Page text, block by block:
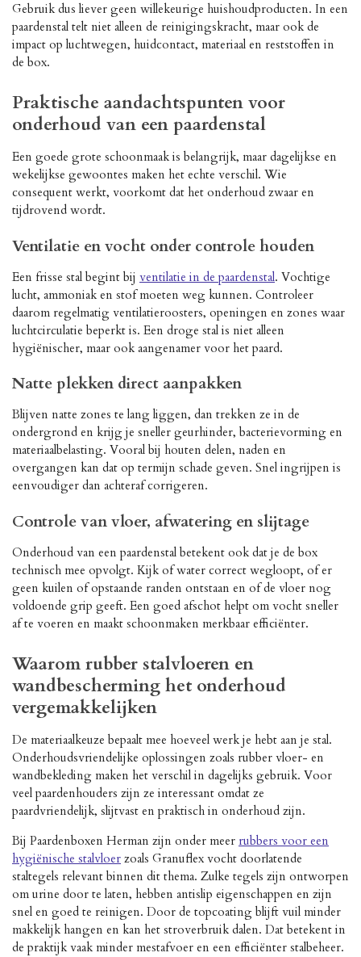
Gebruik dus liever geen willekeurige huishoudproducten. In een
paardenstal telt niet alleen de reinigingskracht, maar ook de
impact op luchtwegen, huidcontact, materiaal en reststoffen in
de box.
Praktische aandachtspunten voor
onderhoud van een paardenstal
Een goede grote schoonmaak is belangrijk, maar dagelijkse en
wekelijkse gewoontes maken het echte verschil. Wie
consequent werkt, voorkomt dat het onderhoud zwaar en
tijdrovend wordt.
Ventilatie en vocht onder controle houden
Een frisse stal begint bij ventilatie in de paardenstal. Vochtige
lucht, ammoniak en stof moeten weg kunnen. Controleer
daarom regelmatig ventilatieroosters, openingen en zones waar
luchtcirculatie beperkt is. Een droge stal is niet alleen
hygiënischer, maar ook aangenamer voor het paard.
Natte plekken direct aanpakken
Blijven natte zones te lang liggen, dan trekken ze in de
ondergrond en krijg je sneller geurhinder, bacterievorming en
materiaalbelasting. Vooral bij houten delen, naden en
overgangen kan dat op termijn schade geven. Snel ingrijpen is
eenvoudiger dan achteraf corrigeren.
Controle van vloer, afwatering en slijtage
Onderhoud van een paardenstal betekent ook dat je de box
technisch mee opvolgt. Kijk of water correct wegloopt, of er
geen kuilen of opstaande randen ontstaan en of de vloer nog
voldoende grip geeft. Een goed afschot helpt om vocht sneller
af te voeren en maakt schoonmaken merkbaar efficiënter.
Waarom rubber stalvloeren en
wandbescherming het onderhoud
vergemakkelijken
De materiaalkeuze bepaalt mee hoeveel werk je hebt aan je stal.
Onderhoudsvriendelijke oplossingen zoals rubber vloer- en
wandbekleding maken het verschil in dagelijks gebruik. Voor
veel paardenhouders zijn ze interessant omdat ze
paardvriendelijk, slijtvast en praktisch in onderhoud zijn.
Bij Paardenboxen Herman zijn onder meer rubbers voor een
hygiënische stalvloer zoals Granuflex vocht doorlatende
staltegels relevant binnen dit thema. Zulke tegels zijn ontworpen
om urine door te laten, hebben antislip eigenschappen en zijn
snel en goed te reinigen. Door de topcoating blijft vuil minder
makkelijk hangen en kan het stroverbruik dalen. Dat betekent in
de praktijk vaak minder mestafvoer en een efficiënter stalbeheer.